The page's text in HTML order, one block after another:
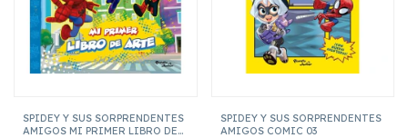
SPIDEY Y SUS SORPRENDENTES
AMIGOS MI PRIMER LIBRO DE
SPIDEY Y SUS SORPRENDENTES
AMIGOS COMIC 03